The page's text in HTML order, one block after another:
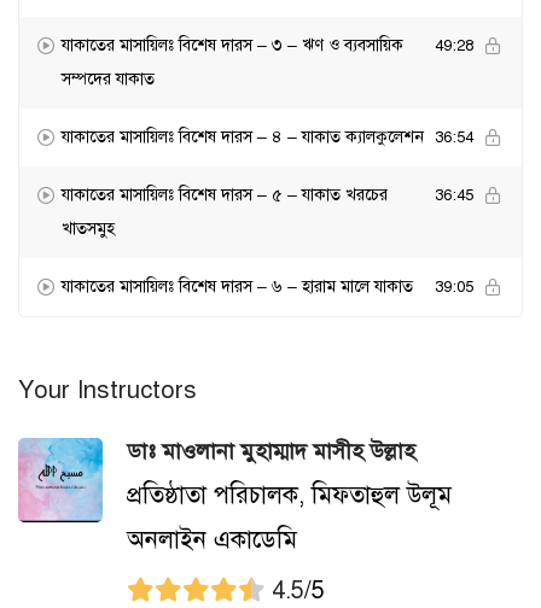
যাকাতের মাসায়িলঃ বিশেষ দারস – ৩ – ঋণ ও ব্যবসায়িক
সম্পদের যাকাত
49:28
যাকাতের মাসায়িলঃ বিশেষ দারস – ৪ – যাকাত ক্যালকুলেশন 36:54
যাকাতের মাসায়িলঃ বিশেষ দারস – ৫ – যাকাত খরচের
খাতসমুহ
36:45
যাকাতের মাসায়িলঃ বিশেষ দারস – ৬ – হারাম মালে যাকাত 39:05
Your Instructors
ডাঃ মাওলানা মুহাম্মাদ মাসীহ উল্লাহ
প্রতিষ্ঠাতা পরিচালক, মিফতাহুল উলূম
অনলাইন একাডেমি
4.5/5